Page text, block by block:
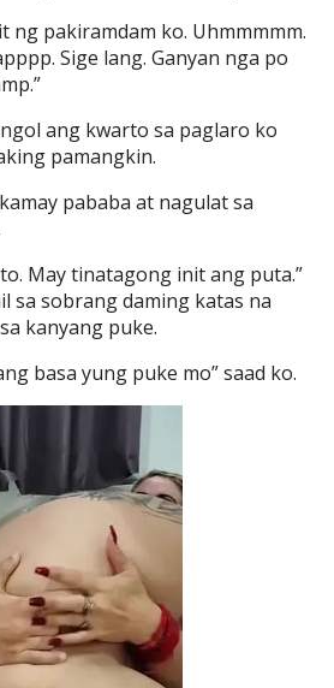
ng pakiramdam ko. Uhmmmmm.
Sige lang. Ganyan nga po
ang kwarto sa paglaro ko
pamangkin.
pababa at nagulat sa
May tinatagong init ang puta.”
sa sobrang daming katas na
kanyang puke.
basa yung puke mo” saad ko.